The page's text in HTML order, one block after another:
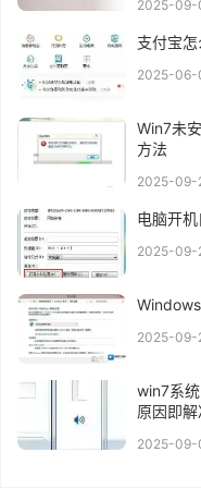
2025-09-
支付宝
2025-06-
Win7未
方法
2025-09-
电脑开
2025-09-
2025-09-
win7系
原因即
2025-09-